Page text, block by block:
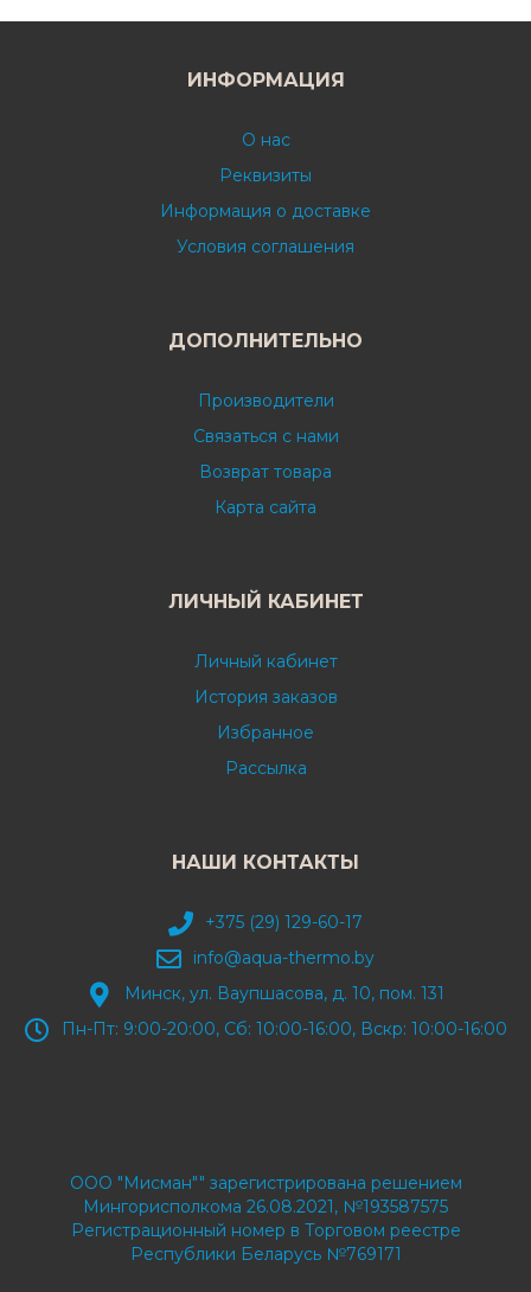
ИНФОРМАЦИЯ
О нас
Реквизиты
Информация о доставке
Условия соглашения
ДОПОЛНИТЕЛЬНО
Производители
Связаться с нами
Возврат товара
Карта сайта
ЛИЧНЫЙ КАБИНЕТ
Личный кабинет
История заказов
Избранное
Рассылка
НАШИ КОНТАКТЫ
+375 (29) 129-60-17
info@aqua-thermo.by
Минск, ул. Ваупшасова, д. 10, пом. 131
Пн-Пт: 9:00-20:00, Сб: 10:00-16:00, Вскр: 10:00-16:00
ООО "Мисман"" зарегистрирована решением
Мингорисполкома 26.08.2021, №193587575
Регистрационный номер в Торговом реестре
Республики Беларусь №769171